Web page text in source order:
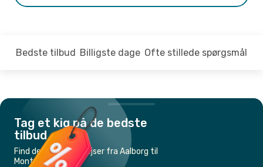
Bedste tilbud Billigste dage Ofte stillede spørgsmål
Tag et kig på de bedste
tilbud
Find de billigste flyrejser fra Aalborg til
Montreal